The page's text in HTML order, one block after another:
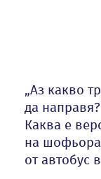
„Аз какво
да
Каква е
на
от автобус